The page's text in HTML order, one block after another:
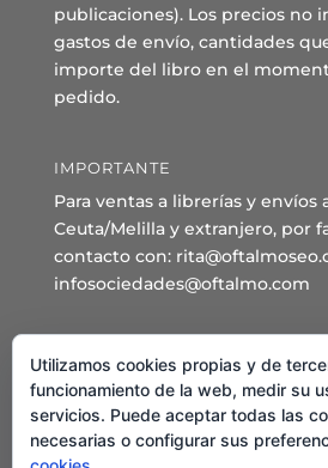
publicaciones). Los precios no
gastos de envío, cantidades
importe del libro en el
pedido.
IMPORTANTE
Para ventas a librerías y envíos
Ceuta/Melilla y extranjero, por
contacto con:
infosociedades@oftalmo.com
Sede Administrativa y
C/ Arcipreste de Hita 14 – 1º
28015 – Madrid
Teléfono: 91 544 80 35 - 91 544
Utilizamos cookies propias y de
funcionamiento de la web, medir su
servicios. Puede aceptar todas las
necesarias o configurar sus